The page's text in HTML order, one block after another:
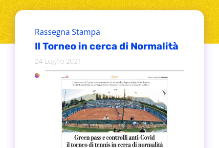
Rassegna Stampa
Il Torneo in cerca di Normalità
24 Luglio 2021